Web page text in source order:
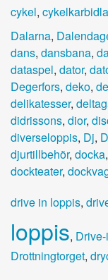
cykel,
Dalarna,
dans, dansbana,
dataspel, dator,
Degerfors, deko,
delikatesser,
didrissons, dior,
diverseloppis, Dj,
djurtillbehör, docka,
dockteater,
drive in loppis,
loppis,
Drottningtorget,